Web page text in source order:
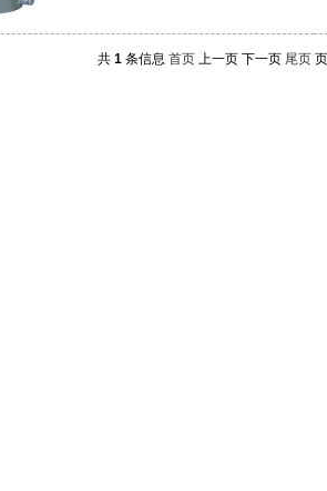
共 1 条信息 首页 上一页 下一页 尾页